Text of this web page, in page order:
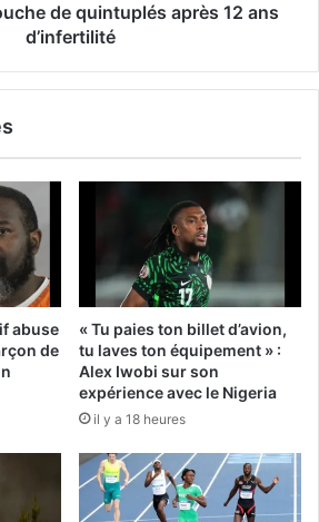
de quintuplés après 12 ans
d’infertilité
abuse
de
« Tu paies ton billet d’avion,
tu laves ton équipement » :
Alex Iwobi sur son
expérience avec le Nigeria
il y a 18 heures